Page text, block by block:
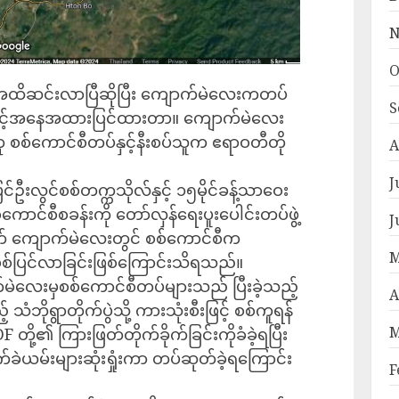
ထိဆင်းလာပြီဆိုပြီး ကျောက်မဲလေးကတပ်
ေအထားပြင်ထားတာ။ ကျောက်မဲလေး
စစ်ကောင်စီတပ်နှင့်နီးစပ်သူက ဧရာဝတီတို
ဦးလွင်စစ်တက္ကသိုလ်နှင့် ၁၅မိုင်ခန့်သာဝေး
င်စီစခန်းကို တော်လှန်ရေးပူးပေါင်းတပ်ဖွဲ့
ကျောက်မဲလေးတွင် စစ်ကောင်စီက
ြင်လာခြင်းဖြစ်ကြောင်းသိရသည်။
ေးမှစစ်ကောင်စီတပ်များသည် ပြီးခဲ့သည့်
သံဘိုရွာတိုက်ပွဲသို့ ကားသုံးစီးဖြင့် စစ်ကူရန်
တို့၏ ကြားဖြတ်တိုက်ခိုက်ခြင်းကိုခံခဲ့ရပြီး
ယမ်းများဆုံးရှုံးကာ တပ်ဆုတ်ခဲ့ရကြောင်း